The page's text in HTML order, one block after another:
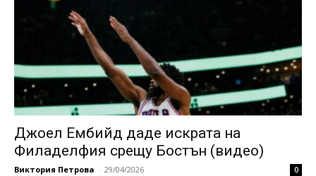
Джоел Ембийд даде искрата на
Филаделфия срещу Бостън (видео)
Виктория Петрова - 29/04/2026 0